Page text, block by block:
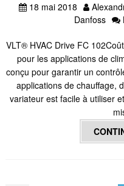
18 mai 2018
Danfoss
VLT® HVAC Drive FC
pour les applications de
conçu pour garantir un
applications de chauffage,
variateur est facile à utiliser